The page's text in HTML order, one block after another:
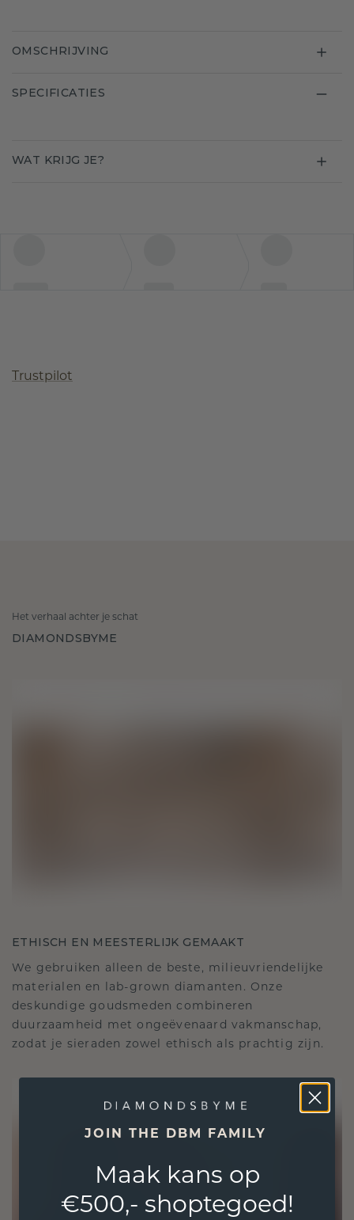
OMSCHRIJVING
SPECIFICATIES
WAT KRIJG JE?
Trustpilot
Het verhaal achter je schat
DIAMONDSBYME
ETHISCH EN MEESTERLIJK GEMAAKT
We gebruiken alleen de beste, milieuvriendelijke
materialen en lab-grown diamanten. Onze
deskundige goudsmeden combineren
duurzaamheid met ongeëvenaard vakmanschap,
zodat je sieraden zowel ethisch als prachtig zijn.
JOIN THE DBM FAMILY
Maak kans op
€500,- shoptegoed!